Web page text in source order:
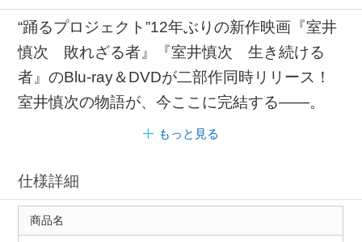
“踊るプロジェクト”12年ぶりの新作映画『室井
慎次 敗れざる者』『室井慎次 生き続ける
者』のBlu-ray＆DVDが二部作同時リリース！
室井慎次の物語が、今ここに完結する――。
もっと見る
仕様詳細
商品名